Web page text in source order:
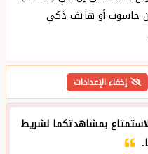
حاسوب أو هاتف ذكي
إخفاء الإعدادات
بمشاهدتكما لشريط